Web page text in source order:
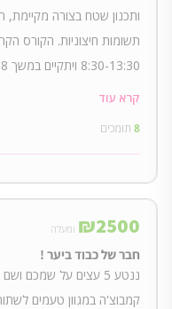
ותכנון שטח בצורה מקיימת,
קרא עוד
8 תומכים
₪2500 ומעלה
חבר של כבוד ביער !
ננטע 5 עצים על שמכם
קמבוצ'ה במגוון טעמים